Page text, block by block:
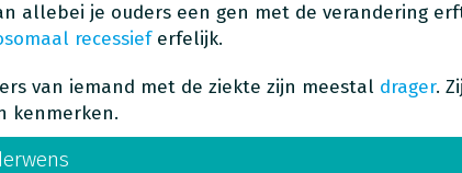
allebei je ouders een gen met de verandering
recessieferfelijk.
van iemand met de ziekte zijn meestal drager.
kenmerken.